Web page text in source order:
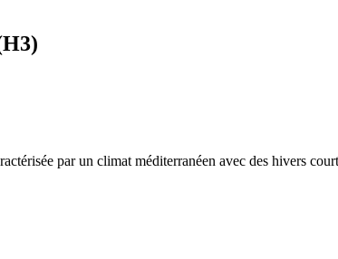
H3)
par un climat méditerranéen avec des hivers